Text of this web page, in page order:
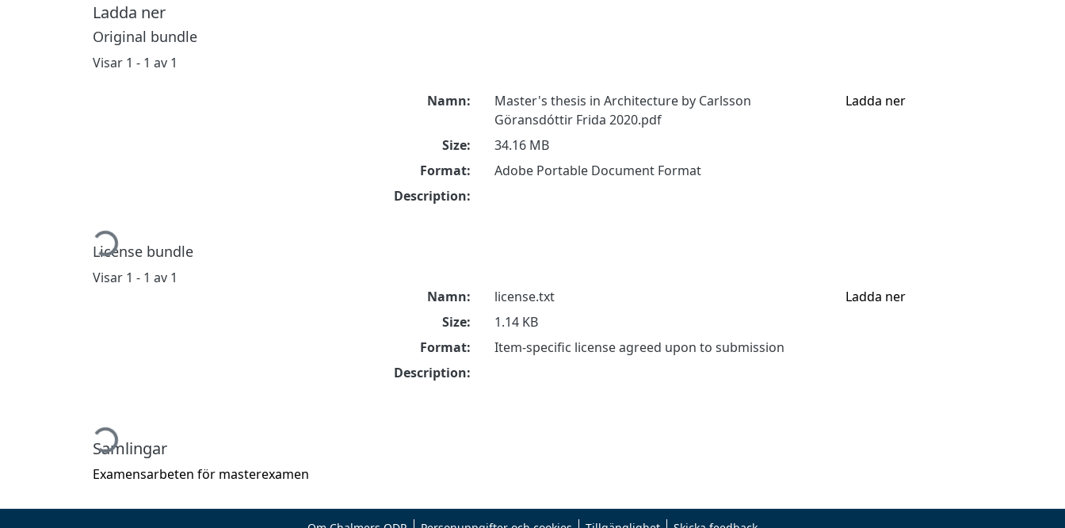
Ladda ner
Original bundle
Visar 1 - 1 av 1
Hämtar...
Namn:
Master's thesis in Architecture by Carlsson
Göransdóttir Frida 2020.pdf
Size:
34.16 MB
Format:
Adobe Portable Document Format
Description:
Ladda ner
License bundle
Visar 1 - 1 av 1
Hämtar...
Namn:
license.txt
Size:
1.14 KB
Format:
Item-specific license agreed upon to submission
Description:
Ladda ner
Samlingar
Examensarbeten för masterexamen